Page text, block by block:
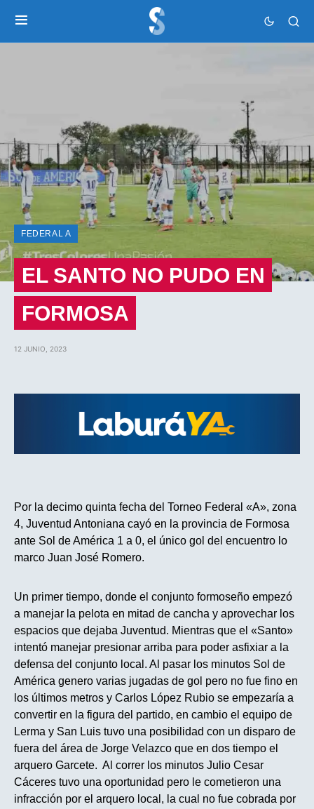
FEDERAL A
EL SANTO NO PUDO EN
FORMOSA
12 JUNIO, 2023
Por la decimo quinta fecha del Torneo Federal «A», zona
4, Juventud Antoniana cayó en la provincia de Formosa
ante Sol de América 1 a 0, el único gol del encuentro lo
marco Juan José Romero.
Un primer tiempo, donde el conjunto formoseño empezó
a manejar la pelota en mitad de cancha y aprovechar los
espacios que dejaba Juventud. Mientras que el «Santo»
intentó manejar presionar arriba para poder asfixiar a la
defensa del conjunto local. Al pasar los minutos Sol de
América genero varias jugadas de gol pero no fue fino en
los últimos metros y Carlos López Rubio se empezaría a
convertir en la figura del partido, en cambio el equipo de
Lerma y San Luis tuvo una posibilidad con un disparo de
fuera del área de Jorge Velazco que en dos tiempo el
arquero Garcete. Al correr los minutos Julio Cesar
Cáceres tuvo una oportunidad pero le cometieron una
infracción por el arquero local, la cual no fue cobrada por